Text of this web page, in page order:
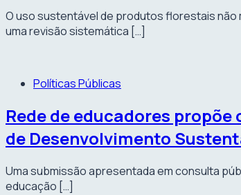
O uso sustentável de produtos florestais
uma revisão sistemática […]
Políticas Públicas
Rede de educadores
de Desenvolvimento
Uma submissão apresentada em consulta
educação […]